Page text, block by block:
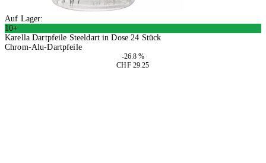
Auf Lager:
10+
Karella Dartpfeile Steeldart in Dose 24 Stück
Chrom-Alu-Dartpfeile
-26.8 %
CHF 29.25